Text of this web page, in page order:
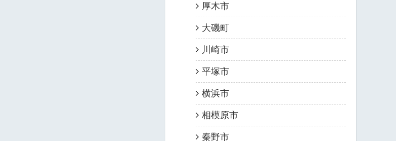
厚木市
大磯町
川崎市
平塚市
横浜市
相模原市
秦野市